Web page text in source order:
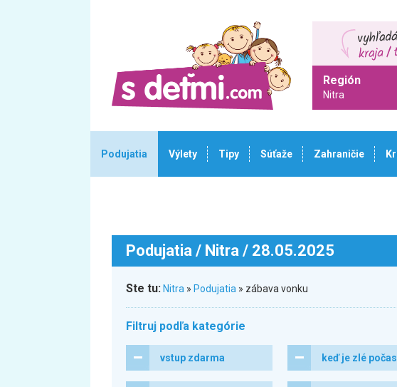
Región
Nitra
Podujatia Výlety Tipy Súťaže Zahraničie
Podujatia / Nitra / 28.05.2025
Ste tu: Nitra » Podujatia » zábava vonku
Filtruj podľa kategórie
vstup zdarma keď je zlé